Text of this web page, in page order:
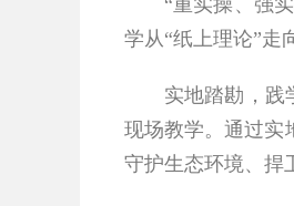
“重实操、强
学从“纸上理论”走
实地踏勘，践
现场教学。通过实
守护生态环境、捍